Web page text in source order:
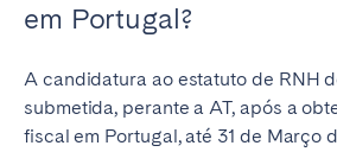
em Portugal?
A candidatura ao estatuto de RNH
submetida, perante a AT, após a
fiscal em Portugal, até 31 de Março